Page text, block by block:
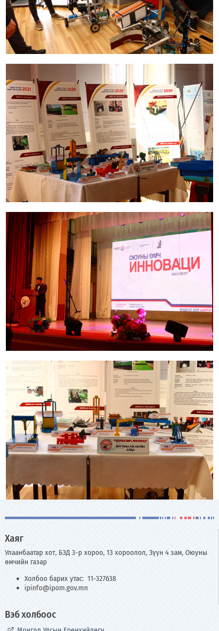
Хаяг
Улаанбаатар хот, БЗД 3-р хороо, 13 хороолол, Зүүн 4 зам, Оюуны
өмчийн газар
Холбоо барих утас: 11-327638
ipinfo@ipom.gov.mn
Вэб холбоос